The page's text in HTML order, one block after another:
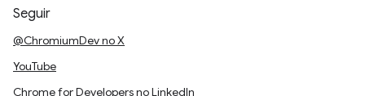
Seguir
@ChromiumDev no X
YouTube
Chrome for Developers no LinkedIn